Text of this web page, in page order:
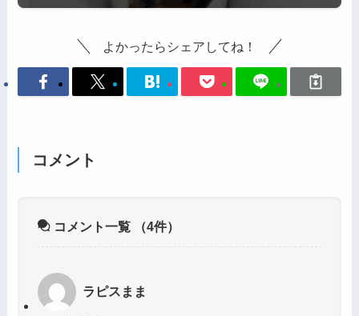
よかったらシェアしてね！
コメント
コメント一覧 （4件）
ラピスまま